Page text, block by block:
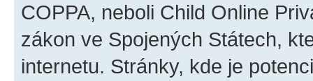
COPPA, neboli Child Online
zákon ve Spojených Státech,
internetu. Stránky, kde je